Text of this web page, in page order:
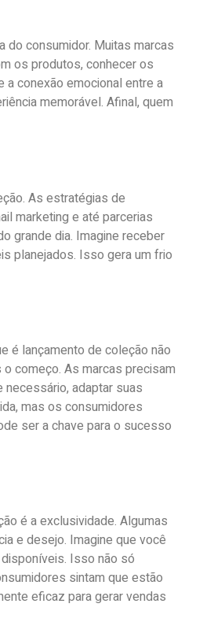
do consumidor. Muitas marcas
os produtos, conhecer os
conexão emocional entre a
memorável. Afinal, quem
As estratégias de
marketing e até parcerias
grande dia. Imagine receber
planejados. Isso gera um frio
é lançamento de coleção não
começo. As marcas precisam
adaptar suas
mas os consumidores
ser a chave para o sucesso
é a exclusividade. Algumas
e desejo. Imagine que você
Isso não só
sintam que estão
eficaz para gerar vendas